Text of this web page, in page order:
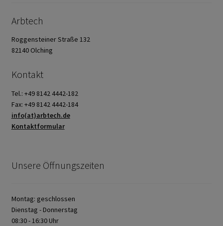
Arbtech
Roggensteiner Straße 132
82140 Olching
Kontakt
Tel.: +49 8142 4442-182
Fax: +49 8142 4442-184
info(at)arbtech.de
Kontaktformular
Unsere Öffnungszeiten
Montag: geschlossen
Dienstag - Donnerstag
08:30 - 16:30 Uhr